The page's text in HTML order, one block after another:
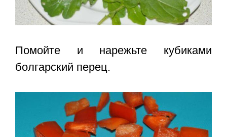
Помойте и нарежьте кубиками
болгарский перец.